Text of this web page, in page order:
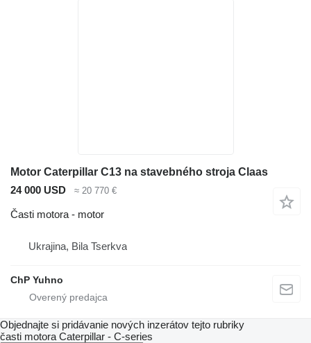
Motor Caterpillar C13 na stavebného stroja Claas
24 000 USD
≈ 20 770 €
Časti motora - motor
Ukrajina, Bila Tserkva
ChP Yuhno
Objednajte si pridávanie nových inzerátov tejto rubriky
časti motora Caterpillar - C-series